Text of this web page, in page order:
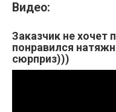
Видео:
Заказчик не хочет
понравился
сюрприз)))